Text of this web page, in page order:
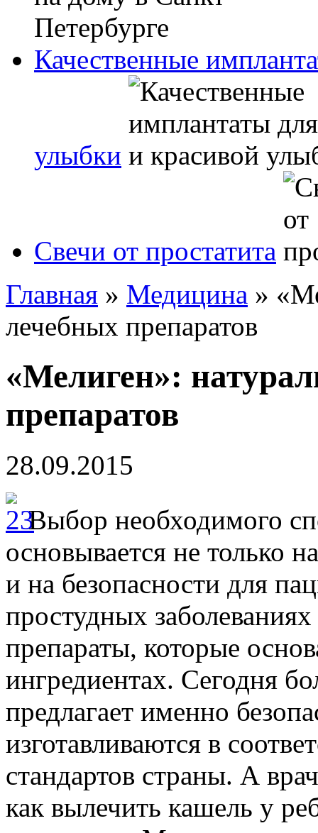
Качественные
улыбки
Свечи от простатита
Главная » Медицина »
лечебных препаратов
«Мелиген»:
препаратов
28.09.2015
Выбор необходимого
основывается не только
и на безопасности для
простудных
препараты, которые
ингредиентах. Сегодня
предлагает именно
изготавливаются в
стандартов страны. А
как вылечить кашель у